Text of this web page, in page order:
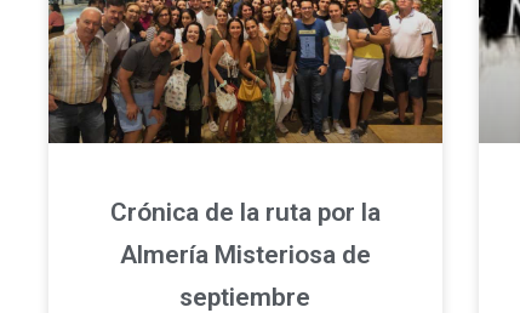
Crónica de la ruta por la
Almería Misteriosa de
septiembre